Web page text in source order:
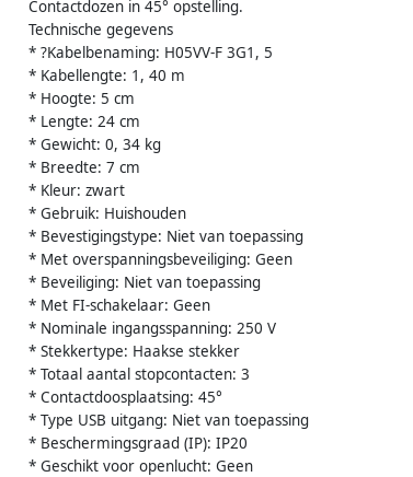
Contactdozen in 45° opstelling.
Technische gegevens
* ?Kabelbenaming: H05VV-F 3G1, 5
* Kabellengte: 1, 40 m
* Hoogte: 5 cm
* Lengte: 24 cm
* Gewicht: 0, 34 kg
* Breedte: 7 cm
* Kleur: zwart
* Gebruik: Huishouden
* Bevestigingstype: Niet van toepassing
* Met overspanningsbeveiliging: Geen
* Beveiliging: Niet van toepassing
* Met FI-schakelaar: Geen
* Nominale ingangsspanning: 250 V
* Stekkertype: Haakse stekker
* Totaal aantal stopcontacten: 3
* Contactdoosplaatsing: 45°
* Type USB uitgang: Niet van toepassing
* Beschermingsgraad (IP): IP20
* Geschikt voor openlucht: Geen